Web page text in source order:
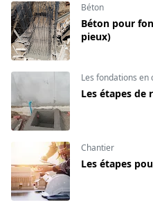
Béton
Béton pour
pieux)
Les fondations en
Les étapes de
Chantier
Les étapes